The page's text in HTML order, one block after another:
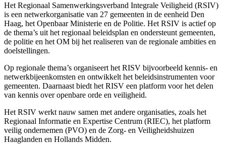
Het Regionaal Samenwerkingsverband Integrale Veiligheid (RSIV)
is een netwerkorganisatie van 27 gemeenten in de eenheid Den
Haag, het Openbaar Ministerie en de Politie. Het RSIV is actief op
de thema’s uit het regionaal beleidsplan en ondersteunt gemeenten,
de politie en het OM bij het realiseren van de regionale ambities en
doelstellingen.
Op regionale thema’s organiseert het RISV bijvoorbeeld kennis- en
netwerkbijeenkomsten en ontwikkelt het beleidsinstrumenten voor
gemeenten. Daarnaast biedt het RISV een platform voor het delen
van kennis over openbare orde en veiligheid.
Het RSIV werkt nauw samen met andere organisaties, zoals het
Regionaal Informatie en Expertise Centrum (RIEC), het platform
veilig ondernemen (PVO) en de Zorg- en Veiligheidshuizen
Haaglanden en Hollands Midden.